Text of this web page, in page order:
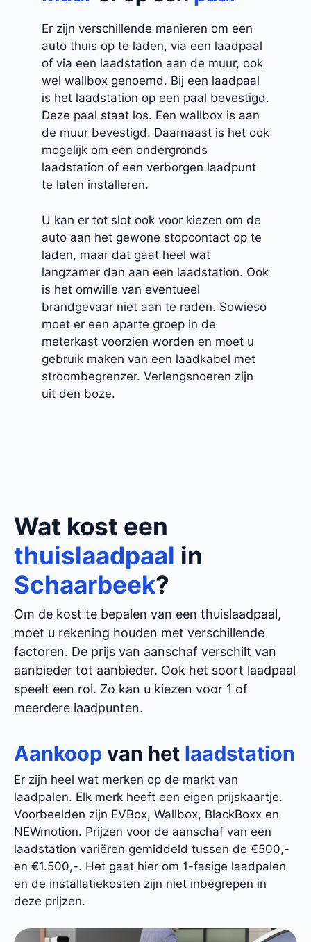
Er zijn verschillende manieren om een
auto thuis op te laden, via een laadpaal
of via een laadstation aan de muur, ook
wel wallbox genoemd. Bij een laadpaal
is het laadstation op een paal bevestigd.
Deze paal staat los. Een wallbox is aan
de muur bevestigd. Daarnaast is het ook
mogelijk om een ondergronds
laadstation of een verborgen laadpunt
te laten installeren.
U kan er tot slot ook voor kiezen om de
auto aan het gewone stopcontact op te
laden, maar dat gaat heel wat
langzamer dan aan een laadstation. Ook
is het omwille van eventueel
brandgevaar niet aan te raden. Sowieso
moet er een aparte groep in de
meterkast voorzien worden en moet u
gebruik maken van een laadkabel met
stroombegrenzer. Verlengsnoeren zijn
uit den boze.
Wat kost een
thuislaadpaal in
Schaarbeek?
Om de kost te bepalen van een thuislaadpaal,
moet u rekening houden met verschillende
factoren. De prijs van aanschaf verschilt van
aanbieder tot aanbieder. Ook het soort laadpaal
speelt een rol. Zo kan u kiezen voor 1 of
meerdere laadpunten.
Aankoop van het laadstation
Er zijn heel wat merken op de markt van
laadpalen. Elk merk heeft een eigen prijskaartje.
Voorbeelden zijn EVBox, Wallbox, BlackBoxx en
NEWmotion. Prijzen voor de aanschaf van een
laadstation variëren gemiddeld tussen de €500,-
en €1.500,-. Het gaat hier om 1-fasige laadpalen
en de installatiekosten zijn niet inbegrepen in
deze prijzen.